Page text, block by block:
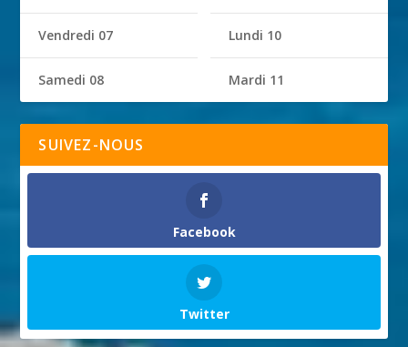
Vendredi 07
Samedi 08
Lundi 10
Mardi 11
SUIVEZ-NOUS
Facebook
Twitter